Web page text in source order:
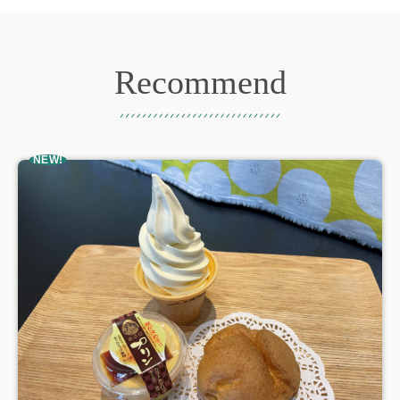
Recommend
NEW!